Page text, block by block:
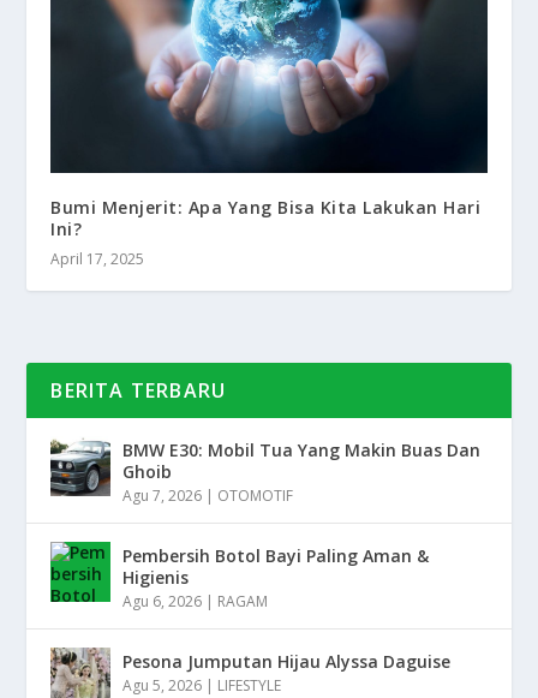
Bumi Menjerit: Apa Yang Bisa Kita Lakukan Hari
Ini?
April 17, 2025
BERITA TERBARU
BMW E30: Mobil Tua Yang Makin Buas Dan
Ghoib
Agu 7, 2026 | OTOMOTIF
Pembersih Botol Bayi Paling Aman &
Higienis
Agu 6, 2026 | RAGAM
Pesona Jumputan Hijau Alyssa Daguise
Agu 5, 2026 | LIFESTYLE